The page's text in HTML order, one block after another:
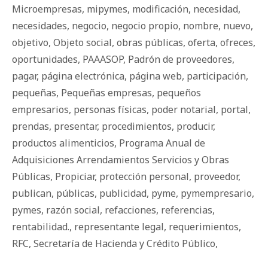
Microempresas, mipymes, modificación, necesidad,
necesidades, negocio, negocio propio, nombre, nuevo,
objetivo, Objeto social, obras públicas, oferta, ofreces,
oportunidades, PAAASOP, Padrón de proveedores,
pagar, página electrónica, página web, participación,
pequeñas, Pequeñas empresas, pequeños
empresarios, personas físicas, poder notarial, portal,
prendas, presentar, procedimientos, producir,
productos alimenticios, Programa Anual de
Adquisiciones Arrendamientos Servicios y Obras
Públicas, Propiciar, protección personal, proveedor,
publican, públicas, publicidad, pyme, pymempresario,
pymes, razón social, refacciones, referencias,
rentabilidad., representante legal, requerimientos,
RFC, Secretaría de Hacienda y Crédito Público,